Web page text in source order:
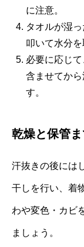
に注意。
タオルが湿
叩いて水分を
必要に応じ
含ませてか
す。
乾燥と保管
汗抜きの後には
干しを行い、着
わや変色・カビ
ましょう。